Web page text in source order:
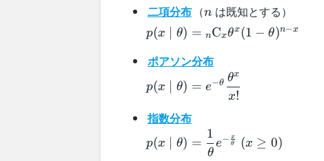
{-\dfrac{(x-\mu)^2}
{2\sigma^2}\right\}
二項分布 （n
n は既知とする）
p(x\mid\theta)=
{}_n\mathrm{C}_x\theta^x(1-
\theta)^{n-x}
p(x ∣ θ) = nCxθx(1 − θ)n−x
ポアソン分布
p(x\mid\theta)=e^{-
\theta}\dfrac{\theta^x}
{x!}
p(x θ) = e−θ
x!
θx
指数分布
p(x\mid\theta)=\dfrac{1}
{\theta}e^{-\frac{x}
p(x θ) =
θ
1
e− θ
x (x ≥ 0)